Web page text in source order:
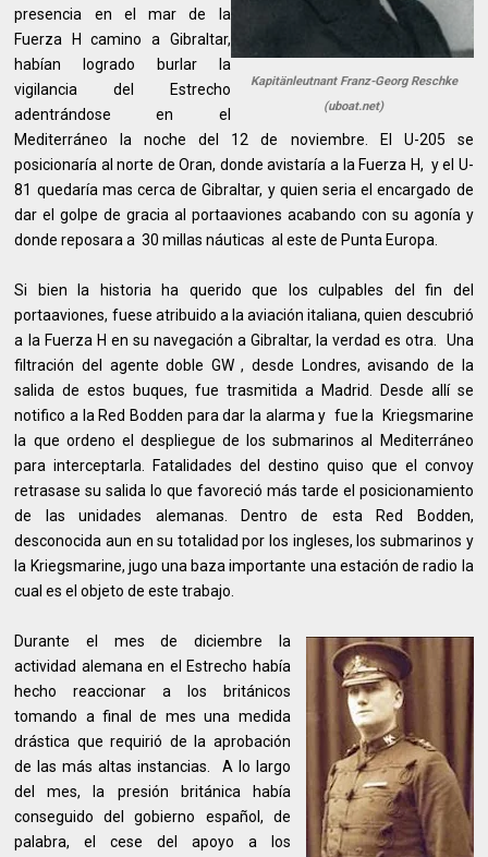
Kapitänleutnant Franz-Georg Reschke
(uboat.net)
presencia en el mar de la
Fuerza H camino a Gibraltar,
habían logrado burlar la
vigilancia del Estrecho
adentrándose en el
Mediterráneo la noche del 12 de noviembre. El U-205 se
posicionaría al norte de Oran, donde avistaría a la Fuerza H, y el U-
81 quedaría mas cerca de Gibraltar, y quien seria el encargado de
dar el golpe de gracia al portaaviones acabando con su agonía y
donde reposara a 30 millas náuticas al este de Punta Europa.
Si bien la historia ha querido que los culpables del fin del
portaaviones, fuese atribuido a la aviación italiana, quien descubrió
a la Fuerza H en su navegación a Gibraltar, la verdad es otra. Una
filtración del agente doble GW , desde Londres, avisando de la
salida de estos buques, fue trasmitida a Madrid. Desde allí se
notifico a la Red Bodden para dar la alarma y fue la Kriegsmarine
la que ordeno el despliegue de los submarinos al Mediterráneo
para interceptarla. Fatalidades del destino quiso que el convoy
retrasase su salida lo que favoreció más tarde el posicionamiento
de las unidades alemanas. Dentro de esta Red Bodden,
desconocida aun en su totalidad por los ingleses, los submarinos y
la Kriegsmarine, jugo una baza importante una estación de radio la
cual es el objeto de este trabajo.
Durante el mes de diciembre la
actividad alemana en el Estrecho había
hecho reaccionar a los británicos
tomando a final de mes una medida
drástica que requirió de la aprobación
de las más altas instancias. A lo largo
del mes, la presión británica había
conseguido del gobierno español, de
palabra, el cese del apoyo a los